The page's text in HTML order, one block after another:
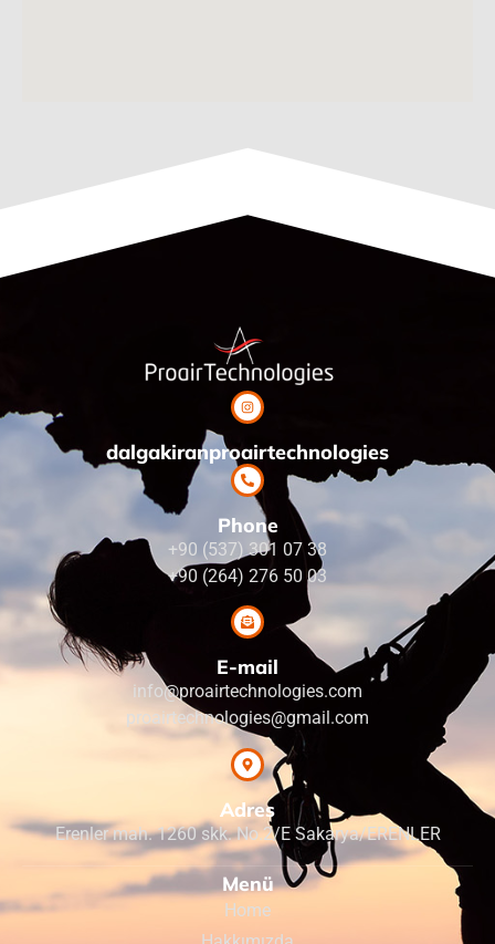
dalgakiranproairtechnologies
Phone
+90 (537) 301 07 38
+90 (264) 276 50 03
E-mail
info@proairtechnologies.com
proairtechnologies@gmail.com
Adres
Erenler mah. 1260 skk. No.2/E Sakarya/ERENLER
Menü
Home